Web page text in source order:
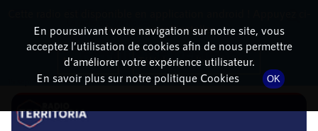
DÉTAILS DE L'ÉPISODE
15 septembre 2025à 16h02, durée : 1 heure
En poursuivant votre navigation sur notre site, vous
acceptez l’utilisation de cookies afin de nous permettre
d’améliorer votre expérience utilisateur.
En savoir plus sur notre politique Cookies
OK
dessous pour l'installer.
Non merci Télécharger l'application